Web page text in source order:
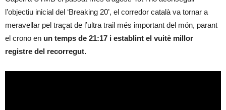
l’objectiu inicial del ‘Breaking 20’, el corredor català va tornar a
meravellar pel traçat de l’ultra trail més important del món, parant
el crono en un temps de 21:17 i establint el vuitè millor
registre del recorregut.